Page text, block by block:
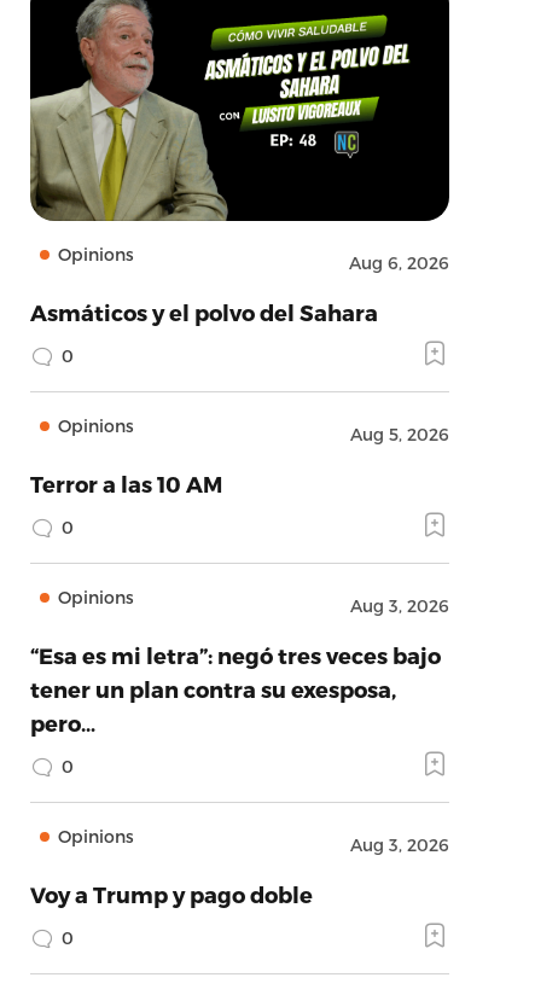
Opinions Aug 6, 2026
Asmáticos y el polvo del Sahara
0
Opinions Aug 5, 2026
Terror a las 10 AM
0
Opinions Aug 3, 2026
“Esa es mi letra”: negó tres veces bajo
tener un plan contra su exesposa,
pero…
0
Opinions Aug 3, 2026
Voy a Trump y pago doble
0